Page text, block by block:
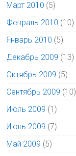
Март 2010 (5)
Февраль 2010 (10)
Январь 2010 (5)
Декабрь 2009 (13)
Октябрь 2009 (5)
Сентябрь 2009 (10)
Июль 2009 (1)
Июнь 2009 (7)
Май 2009 (5)